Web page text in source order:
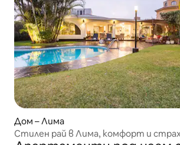
Дом – Лима
Стилен рай в Лима, комфорт и